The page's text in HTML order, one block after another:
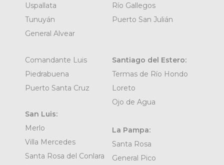
Uspallata
Tunuyán
General Alvear
Río Gallegos
Puerto San Julián
Comandante Luis
Piedrabuena
Puerto Santa Cruz
San Luis:
Merlo
Villa Mercedes
Santa Rosa del Conlara
Santiago del Estero:
Termas de Río Hondo
Loreto
Ojo de Agua
La Pampa:
Santa Rosa
General Pico